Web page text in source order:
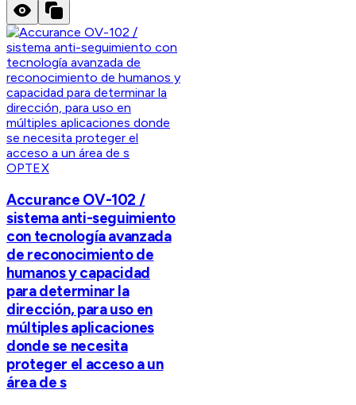
OPTEX
Accurance OV-102 /
sistema anti-seguimiento
con tecnología avanzada
de reconocimiento de
humanos y capacidad
para determinar la
dirección, para uso en
múltiples aplicaciones
donde se necesita
proteger el acceso a un
área de s